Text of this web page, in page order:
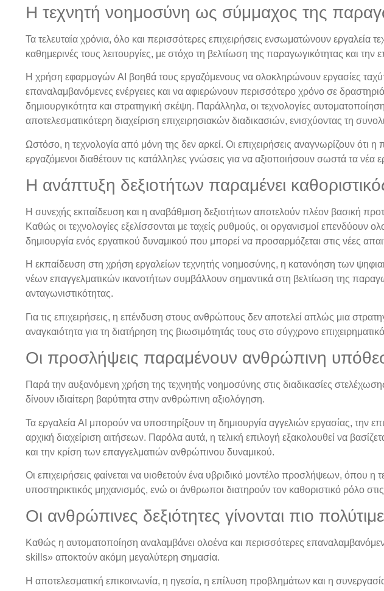
Η τεχνητή νοημοσύνη ως σύμμαχος της
Τα τελευταία χρόνια, όλο και περισσότερες επιχειρήσεις ενσωματώνουν εργαλεία
καθημερινές τους λειτουργίες, με στόχο τη βελτίωση της παραγωγικότητας και την
Η χρήση εφαρμογών AI βοηθά τους εργαζόμενους να ολοκληρώνουν εργασίες
επαναλαμβανόμενες ενέργειες και να αφιερώνουν περισσότερο χρόνο σε
δημιουργικότητα και στρατηγική σκέψη. Παράλληλα, οι τεχνολογίες
αποτελεσματικότερη διαχείριση επιχειρησιακών διαδικασιών, ενισχύοντας τη
Ωστόσο, η τεχνολογία από μόνη της δεν αρκεί. Οι επιχειρήσεις αναγνωρίζουν ότι η
εργαζόμενοι διαθέτουν τις κατάλληλες γνώσεις για να αξιοποιήσουν σωστά τα νέα
Η ανάπτυξη δεξιοτήτων παραμένει
Η συνεχής εκπαίδευση και η αναβάθμιση δεξιοτήτων αποτελούν πλέον βασική
Καθώς οι τεχνολογίες εξελίσσονται με ταχείς ρυθμούς, οι οργανισμοί επενδύουν
δημιουργία ενός εργατικού δυναμικού που μπορεί να προσαρμόζεται στις νέες
Η εκπαίδευση στη χρήση εργαλείων τεχνητής νοημοσύνης, η κατανόηση των
νέων επαγγελματικών ικανοτήτων συμβάλλουν σημαντικά στη βελτίωση της
ανταγωνιστικότητας.
Για τις επιχειρήσεις, η επένδυση στους ανθρώπους δεν αποτελεί απλώς μια
αναγκαιότητα για τη διατήρηση της βιωσιμότητάς τους στο σύγχρονο
Οι προσλήψεις παραμένουν ανθρώπινη
Παρά την αυξανόμενη χρήση της τεχνητής νοημοσύνης στις διαδικασίες
δίνουν ιδιαίτερη βαρύτητα στην ανθρώπινη αξιολόγηση.
Τα εργαλεία AI μπορούν να υποστηρίξουν τη δημιουργία αγγελιών εργασίας, την
αρχική διαχείριση αιτήσεων. Παρόλα αυτά, η τελική επιλογή εξακολουθεί να
και την κρίση των επαγγελματιών ανθρώπινου δυναμικού.
Οι επιχειρήσεις φαίνεται να υιοθετούν ένα υβριδικό μοντέλο προσλήψεων, όπου η
υποστηρικτικός μηχανισμός, ενώ οι άνθρωποι διατηρούν τον καθοριστικό ρόλο
Οι ανθρώπινες δεξιότητες γίνονται πιο
Καθώς η αυτοματοποίηση αναλαμβάνει ολοένα και περισσότερες
skills» αποκτούν ακόμη μεγαλύτερη σημασία.
Η αποτελεσματική επικοινωνία, η ηγεσία, η επίλυση προβλημάτων και η